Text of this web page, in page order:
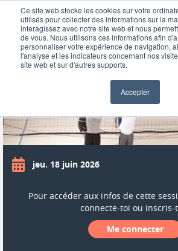
Ce site web stocke les cookies sur votre
utilisés pour collecter des informations sur la
interagissez avec notre site web et nous
de vous. Nous utilisons ces informations afin
personnaliser votre expérience de navigation,
l'analyse et les indicateurs concernant nos
site web et sur d'autres supports.
Accepter
VOLLEY-BALL - JACQUES
SESSION
jeu. 18 juin 2026
Pour accéder aux infos de cette
connecte-toi ou inscris-
Me connecter